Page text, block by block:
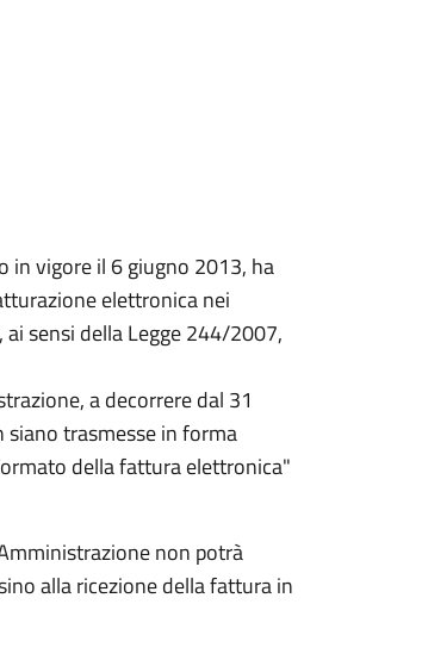
in vigore il 6 giugno 2013, ha
elettronica nei
sensi della Legge 244/2007,
a decorrere dal 31
trasmesse in forma
della fattura elettronica"
non potrà
alla ricezione della fattura in